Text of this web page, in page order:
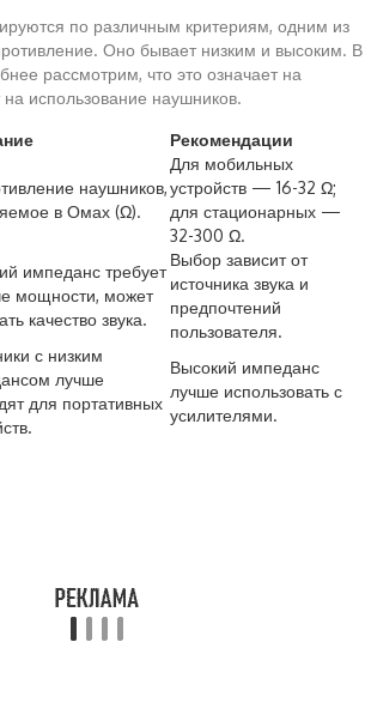
по различным критериям, одним из
Оно бывает низким и высоким. В
рассмотрим, что это означает на
на использование наушников.
Рекомендации
наушников,
в Омах (Ω).
Для мобильных
устройств — 16-32 Ω;
для стационарных —
32-300 Ω.
импеданс требует
мощности, может
качество звука.
Выбор зависит от
источника звука и
предпочтений
пользователя.
с низким
лучше
для портативных
Высокий импеданс
лучше использовать с
усилителями.